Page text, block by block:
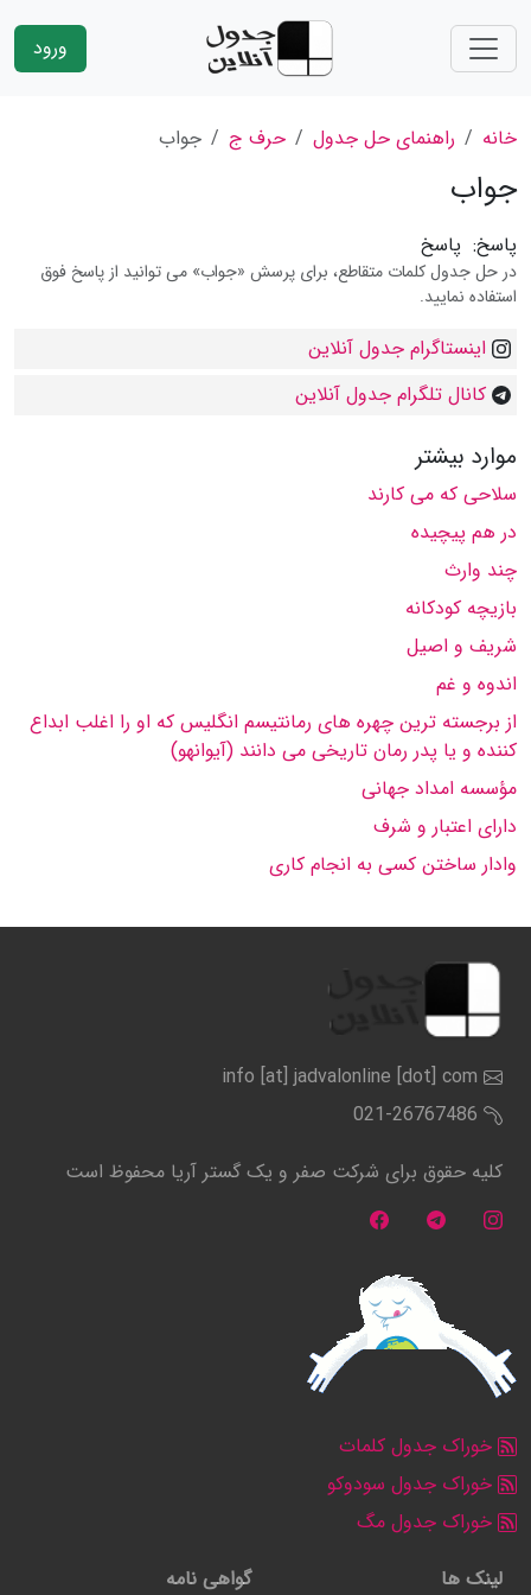
ورود
خانه راهنمای حل جدول حرف ج جواب
جواب
پاسخ: پاسخ
در حل جدول کلمات متقاطع، برای پرسش «جواب» می توانید از پاسخ فوق
استفاده نمایید.
اینستاگرام جدول آنلاین
کانال تلگرام جدول آنلاین
موارد بیشتر
سلاحی كه می كارند
در هم پیچیده
چند وارث
بازیچه كودكانه
شریف و اصیل
اندوه و غم
از برجسته ترین چهره های رمانتیسم انگلیس كه او را اغلب ابداع
كننده و یا پدر رمان تاریخی می دانند (آیوانهو)
مؤسسه امداد جهانی
دارای اعتبار و شرف
وادار ساختن كسی به انجام كاری
info [at] jadvalonline [dot] com
021-26767486
کلیه حقوق برای شرکت صفر و یک گستر آریا محفوظ است
خوراک جدول کلمات
خوراک جدول سودوکو
خوراک جدول مگ
لینک ها
گواهی نامه